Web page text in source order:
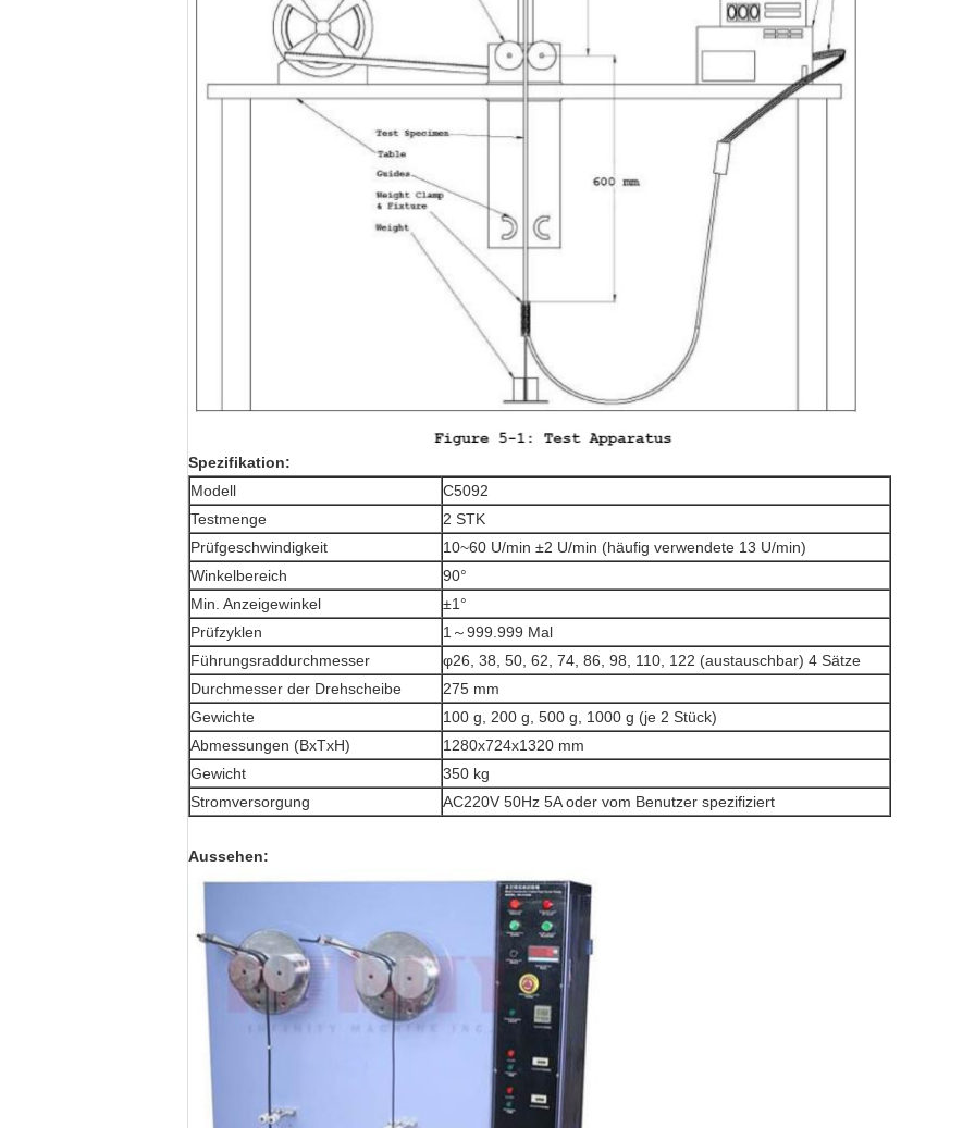
Spezifikation:
Modell
C5092
Testmenge
2 STK
Prüfgeschwindigkeit
10~60 U/min ±2 U/min (häufig verwendete 13 U/min)
Winkelbereich
90°
Min. Anzeigewinkel
±1°
Prüfzyklen
1～999.999 Mal
Führungsraddurchmesser
φ26, 38, 50, 62, 74, 86, 98, 110, 122 (austauschbar) 4 Sätze
Durchmesser der Drehscheibe
275 mm
Gewichte
100 g, 200 g, 500 g, 1000 g (je 2 Stück)
Abmessungen (BxTxH)
1280x724x1320 mm
Gewicht
350 kg
Stromversorgung
AC220V 50Hz 5A oder vom Benutzer spezifiziert
Aussehen: